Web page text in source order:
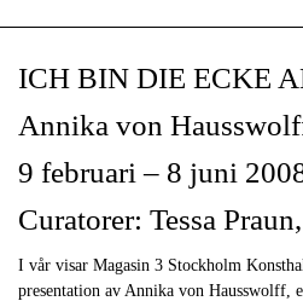
ICH BIN DIE ECKE
Annika von
9 februari – 8 juni
Curatorer: Tessa
I vår visar Magasin 3 Stockholm
presentation av Annika von Hausswolff,